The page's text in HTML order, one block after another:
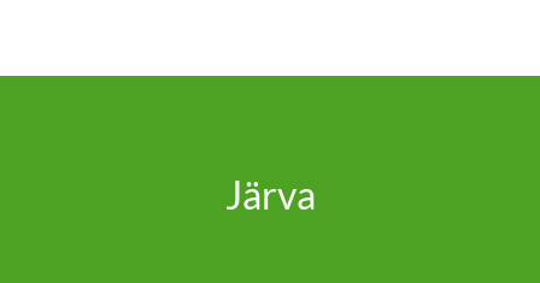
Järva